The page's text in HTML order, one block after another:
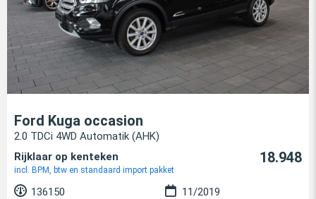
Ford Kuga occasion
2.0 TDCi 4WD Automatik (AHK)
Rijklaar op kenteken
incl. BPM, btw en standaard import pakket
18.948
136150
11/2019